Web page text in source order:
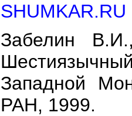
SHUMKAR.RU
Забелин
Западной
РАН, 1999.